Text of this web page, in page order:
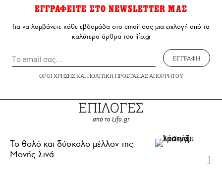
ΕΓΓΡΑΦΕΙΤΕ ΣΤΟ NEWSLETTER ΜΑΣ
Για να λαμβάνετε κάθε εβδομάδα στο email σας μια επιλογή από τα
καλύτερα άρθρα του lifo.gr
ΕΓΓΡΑΦΗ
ΟΡΟΙ ΧΡΗΣΗΣΚΑΙ ΠΟΛΙΤΙΚΗ ΠΡΟΣΤΑΣΙΑΣ ΑΠΟΡΡΗΤΟΥ
ΕΠΙΛΟΓΕΣ
από το Lifo.gr
Το θολό και δύσκολο μέλλον της
Μονής Σινά